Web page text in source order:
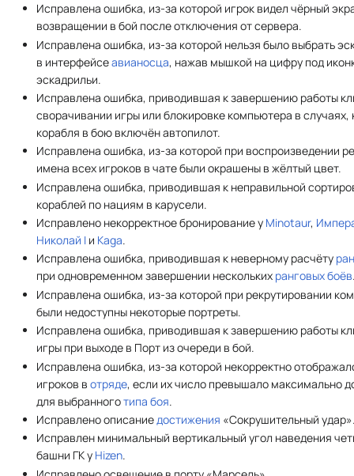
Исправлена ошибка, из-за которой игрок видел чёрный
возвращении в бой после отключения от сервера.
Исправлена ошибка, из-за которой нельзя было выбрать
в интерфейсеавианосца, нажав мышкой на цифру под
эскадрильи.
Исправлена ошибка, приводившая к завершению работы
сворачивании игры или блокировке компьютера в случаях,
корабля в бою включён автопилот.
Исправлена ошибка, из-за которой при воспроизведении
имена всех игроков в чате были окрашены в жёлтый цвет.
Исправлена ошибка, приводившая к неправильной
кораблей по нациям в карусели.
Исправлено некорректное бронирование у Minotaur,
Николай I и Kaga.
Исправлена ошибка, приводившая к неверному расчёту
при одновременном завершении нескольких ранговых боёв
Исправлена ошибка, из-за которой при рекрутировании
были недоступны некоторые портреты.
Исправлена ошибка, приводившая к завершению работы
игры при выходе в Порт из очереди в бой.
Исправлена ошибка, из-за которой некорректно
игроков вотряде, если их число превышало максимально
для выбранноготипа боя.
Исправлено описаниедостижения «Сокрушительный
Исправлен минимальный вертикальный угол наведения
башни ГК у Hizen.